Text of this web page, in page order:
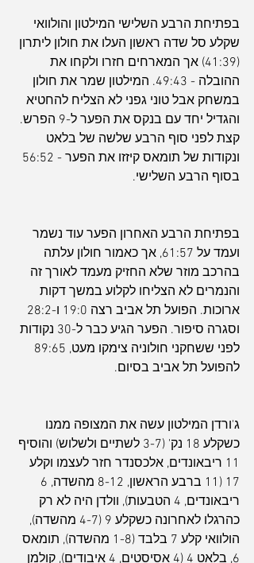
בפתיחת הרבע השלישי המילטון והולוואי
שקלע סל שדה ראשון העלו את חולון ליתרון
(41:39) אך המארחים חזרו ולקחו את
ההובלה - 49:43. המילטון שמר את חולון
במשחק אבל טוני גפני לא הצליח להחטיא
והגדיל יחד עם בנקס את הפער ל-9 הפרש.
קצת לפני סוף הרבע שלשה של בלאט
בסוף הרבע השלישי.
בפתיחת הרבע האחרון הפער עוד נשמר
ועמד על 61:57, אך כאמור חולון עלתה
בהרכב מוזר שלא החזיק מעמד לאורך זה
והנמרים לא הצליחו לקלוע במשך דקות
וסגרה סיפור. הפער הגיע כבר ל-30 נקודות
להפועל תל אביב בסיום.
ג'ורדן המילטון עשה את המצופה ממנו
כשקלע 18 נק' (3-7 לשתיים ולשלוש) והוסיף
11 ריבאונדים, אלכסנדר חזר לעצמו וקלע
ריבאונדים, 4 הטבעות), וולדן היה לא רק
כהרגלו לאחרונה כשקלע 9 (4-7 מהשדה),
הולוואי קלע 7 בלבד (1-8 מהשדה), תומאס
6, בלאט 4 (4 אסיסטים, 4 איבודים), קולמן